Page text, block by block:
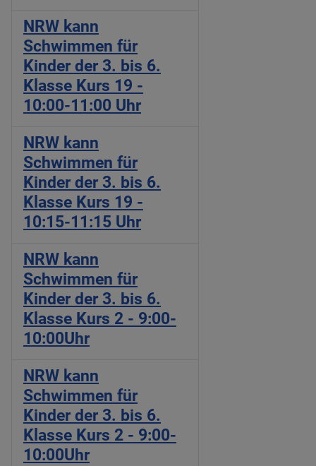
NRW kann
Schwimmen für
Kinder der 3. bis 6.
Klasse Kurs 19 -
10:00-11:00 Uhr
NRW kann
Schwimmen für
Kinder der 3. bis 6.
Klasse Kurs 19 -
10:15-11:15 Uhr
NRW kann
Schwimmen für
Kinder der 3. bis 6.
Klasse Kurs 2 - 9:00-
10:00Uhr
NRW kann
Schwimmen für
Kinder der 3. bis 6.
Klasse Kurs 2 - 9:00-
10:00Uhr